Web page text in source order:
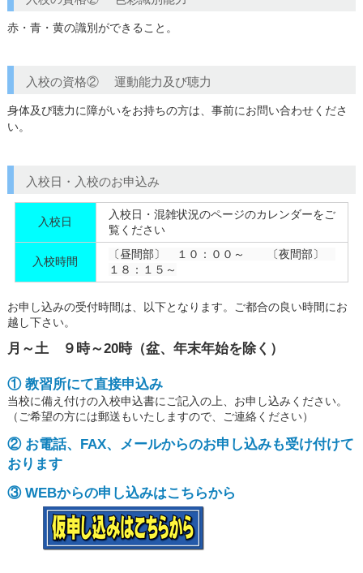
赤・青・黄の識別ができること。
入校の資格② 運動能力及び聴力
身体及び聴力に障がいをお持ちの方は、事前にお問い合わせくださ
い。
入校日・入校のお申込み
入校日
入校日・混雑状況のページのカレンダーをご
覧ください
入校時間
〔昼間部〕 １０：００～ 〔夜間部〕
１８：１５～
お申し込みの受付時間は、以下となります。ご都合の良い時間にお
越し下さい。
月～土 ９時～20時（盆、年末年始を除く）
① 教習所にて直接申込み
当校に備え付けの入校申込書にご記入の上、お申し込みください。
（ご希望の方には郵送もいたしますので、ご連絡ください）
② お電話、FAX、メールからのお申し込みも受け付けて
おります
③ WEBからの申し込みはこちらから